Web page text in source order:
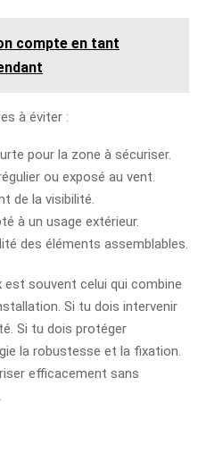
compte en tant
à éviter :
pour la zone à sécuriser.
ou exposé au vent.
de la visibilité.
à un usage extérieur.
des éléments assemblables.
est souvent celui qui combine
Si tu dois intervenir
Si tu dois protéger
la robustesse et la fixation.
efficacement sans